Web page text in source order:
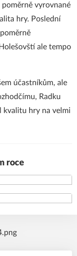
vyrovnané
hry. Poslední
ale tempo
účastníkům, ale
Radku
kvalitu hry na velmi
roce